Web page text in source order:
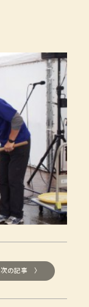
次の記事 〉